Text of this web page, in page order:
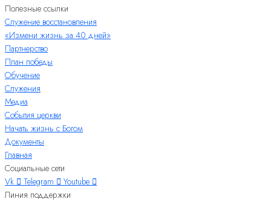
Полезные ссылки
Служение восстановления
«Измени жизнь за 40 дней»
Партнерство
План победы
Обучение
Служения
Медиа
События церкви
Начать жизнь с Богом
Документы
Главная
Социальные сети
Vk
Telegram
Youtube
Линия поддержки